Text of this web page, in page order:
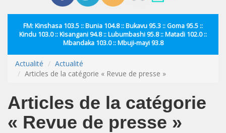
FM: Kinshasa 103.5 :: Bunia 104.8 :: Bukavu 95.3 :: Goma 95.5 ::
Kindu 103.0 :: Kisangani 94.8 :: Lubumbashi 95.8 :: Matadi 102.0 ::
Mbandaka 103.0 :: Mbuji-mayi 93.8
Actualité
Actualité
Articles de la catégorie « Revue de presse »
Articles de la catégorie
« Revue de presse »